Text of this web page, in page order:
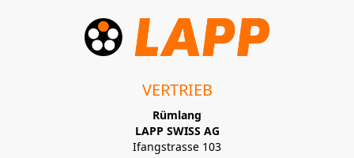
VERTRIEB
Rümlang
LAPP SWISS AG
Ifangstrasse 103